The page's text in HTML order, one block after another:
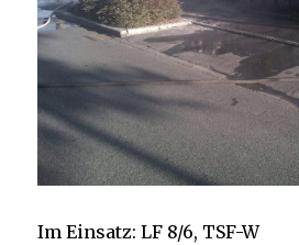
Im Einsatz: LF 8/6, TSF-W